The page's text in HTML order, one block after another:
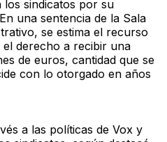
los sindicatos por su
una sentencia de la Sala
se estima el recurso
el derecho a recibir una
de euros, cantidad que se
con lo otorgado en años
a las políticas de Vox y